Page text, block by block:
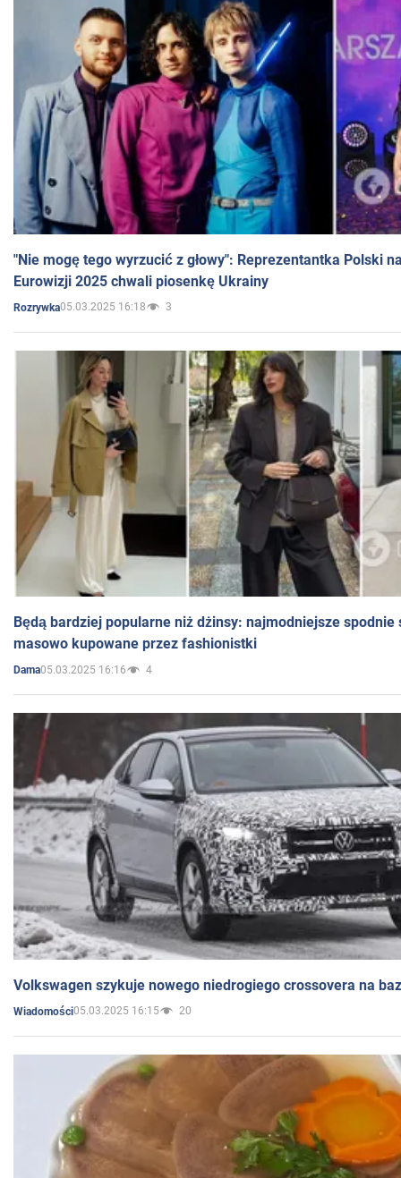
"Nie mogę tego wyrzucić z głowy": Reprezentantka Polski
Eurowizji 2025 chwali piosenkę Ukrainy
Rozrywka05.03.2025 16:18 3
Będą bardziej popularne niż dżinsy: najmodniejsze spodnie
masowo kupowane przez fashionistki
Dama05.03.2025 16:16 4
Volkswagen szykuje nowego niedrogiego crossovera na
Wiadomości05.03.2025 16:15 20